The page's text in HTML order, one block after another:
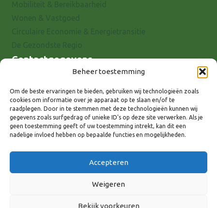
Beheer toestemming
Om de beste ervaringen te bieden, gebruiken wij technologieën zoals
cookies om informatie over je apparaat op te slaan en/of te
raadplegen. Door in te stemmen met deze technologieën kunnen wij
gegevens zoals surfgedrag of unieke ID's op deze site verwerken. Als je
geen toestemming geeft of uw toestemming intrekt, kan dit een
nadelige invloed hebben op bepaalde functies en mogelijkheden.
Accepteren
Weigeren
Bekijk voorkeuren
Contactgegevens
7001 EX Doetinchem
E-mail: info@8rhk.nl
Telefoonnummers
Privacyverklaring